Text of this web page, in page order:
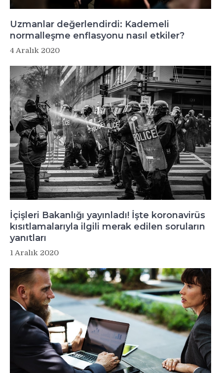
Uzmanlar değerlendirdi: Kademeli
normalleşme enflasyonu nasıl etkiler?
4 Aralık 2020
İçişleri Bakanlığı yayınladı! İşte koronavirüs
kısıtlamalarıyla ilgili merak edilen soruların
yanıtları
1 Aralık 2020